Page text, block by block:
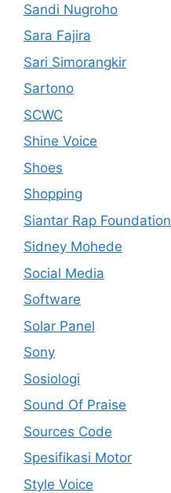
Sandi Nugroho
Sara Fajira
Sari Simorangkir
Sartono
SCWC
Shine Voice
Shoes
Shopping
Siantar Rap Foundation
Sidney Mohede
Social Media
Software
Solar Panel
Sony
Sosiologi
Sound Of Praise
Sources Code
Spesifikasi Motor
Style Voice